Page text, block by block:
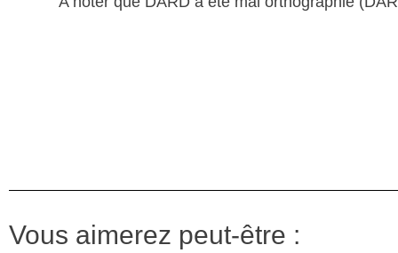
Vous aimerez peut-être :